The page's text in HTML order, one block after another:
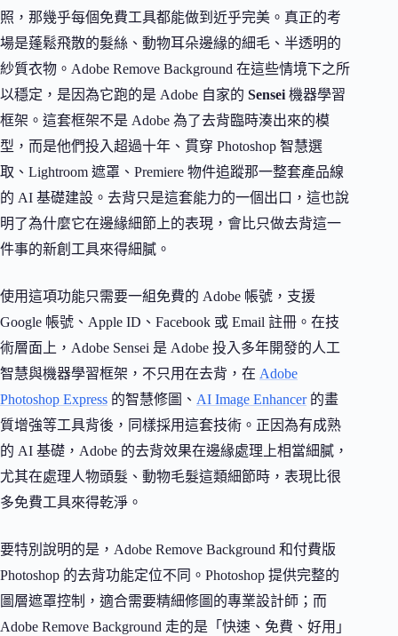
照，那幾乎每個免費工具都能做到近乎完美。真正的考
場是蓬鬆飛散的髮絲、動物耳朵邊緣的細毛、半透明的
紗質衣物。Adobe Remove Background 在這些情境下之所
以穩定，是因為它跑的是 Adobe 自家的 Sensei 機器學習
框架。這套框架不是 Adobe 為了去背臨時湊出來的模
型，而是他們投入超過十年、貫穿 Photoshop 智慧選
取、Lightroom 遮罩、Premiere 物件追蹤那一整套產品線
的 AI 基礎建設。去背只是這套能力的一個出口，這也說
明了為什麼它在邊緣細節上的表現，會比只做去背這一
件事的新創工具來得細膩。
使用這項功能只需要一組免費的 Adobe 帳號，支援
Google 帳號、Apple ID、Facebook 或 Email 註冊。在技
術層面上，Adobe Sensei 是 Adobe 投入多年開發的人工
智慧與機器學習框架，不只用在去背，在 Adobe
Photoshop Express 的智慧修圖、 AI Image Enhancer的畫
質增強等工具背後，同樣採用這套技術。正因為有成熟
的 AI 基礎，Adobe 的去背效果在邊緣處理上相當細膩，
尤其在處理人物頭髮、動物毛髮這類細節時，表現比很
多免費工具來得乾淨。
要特別說明的是，Adobe Remove Background 和付費版
Photoshop 的去背功能定位不同。Photoshop 提供完整的
圖層遮罩控制，適合需要精細修圖的專業設計師；而
Adobe Remove Background 走的是「快速、免費、好用」